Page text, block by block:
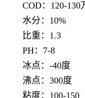
COD：120-130
水分：10%
比重：1.3
PH：7-8
冰点：-40度
沸点：300度
粘度：100-150